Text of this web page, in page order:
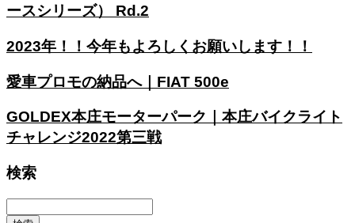
ースシリーズ） Rd.2
2023年！！今年もよろしくお願いします！！
愛車プロモの納品へ｜FIAT 500e
GOLDEX本庄モーターパーク｜本庄バイクライト
チャレンジ2022第三戦
検索